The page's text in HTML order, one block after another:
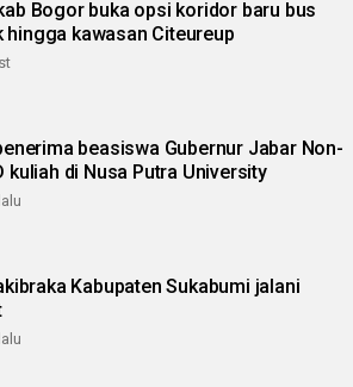
Bogor buka opsi koridor baru bus
hingga kawasan Citeureup
beasiswa Gubernur Jabar Non-
kuliah di Nusa Putra University
Kabupaten Sukabumi jalani